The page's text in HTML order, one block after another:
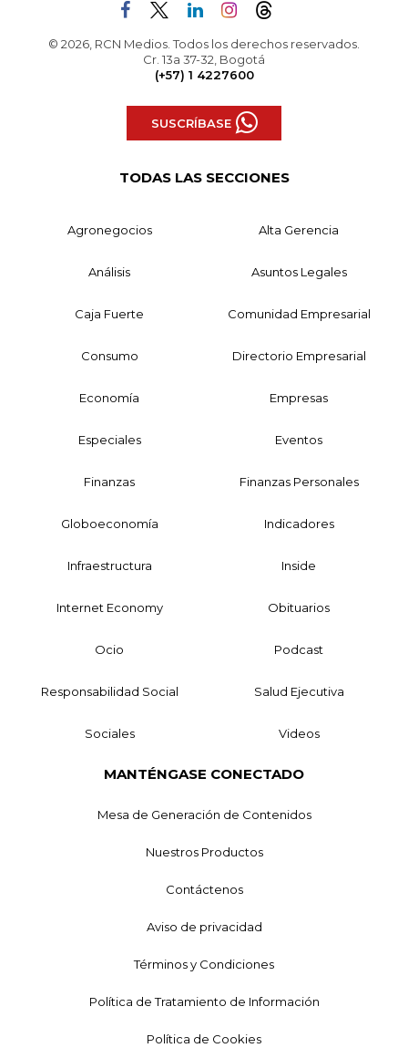
© 2026, RCN Medios. Todos los derechos reservados.
Cr. 13a 37-32, Bogotá
(+57) 1 4227600
SUSCRÍBASE
TODAS LAS SECCIONES
Agronegocios Alta Gerencia
Análisis Asuntos Legales
Caja Fuerte Comunidad Empresarial
Consumo Directorio Empresarial
Economía Empresas
Especiales Eventos
Finanzas Finanzas Personales
Globoeconomía Indicadores
Infraestructura Inside
Internet Economy Obituarios
Ocio Podcast
Responsabilidad Social Salud Ejecutiva
Sociales Videos
MANTÉNGASE CONECTADO
Mesa de Generación de Contenidos
Nuestros Productos
Contáctenos
Aviso de privacidad
Términos y Condiciones
Política de Tratamiento de Información
Política de Cookies